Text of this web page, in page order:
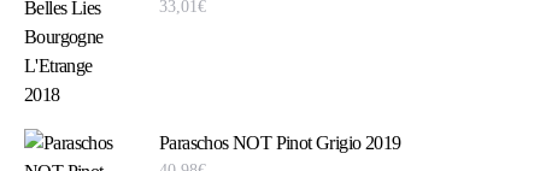
33,01€
Paraschos NOT Pinot Grigio 2019